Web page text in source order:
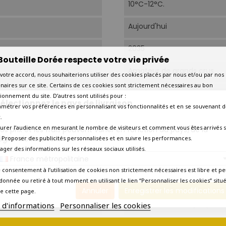
le pays de livraison
prix et les frais peuvent varier en fonction du pays/de la
de livraison.
Annuler Enregistrer les modifications
10°C-12°C.
Aujourd'hui
2035
Amateur de grands crus
Etiquette marquée
Oui - Commande jusqu'à
Oui - Commande jusqu'à 10h
Dorée respecte votre vie privée
accord, nous souhaiterions utiliser des cookies placés par nous et/ou par nos
sur ce site. Certains de ces cookies sont strictement nécessaires au bon
du site. D’autres sont utilisés pour :
vos préférences en personnalisant vos fonctionnalités et en se souvenant
l’audience en mesurant le nombre de visiteurs et comment vous êtes arrivés
Proposer des publicités personnalisées et en suivre les performances.
des informations sur les réseaux sociaux utilisés.
consentement à l’utilisation de cookies non strictement nécessaires est libre et
ou retiré à tout moment en utilisant le lien “Personnaliser les cookies”
cette page.
d'informations Personnaliser les cookies